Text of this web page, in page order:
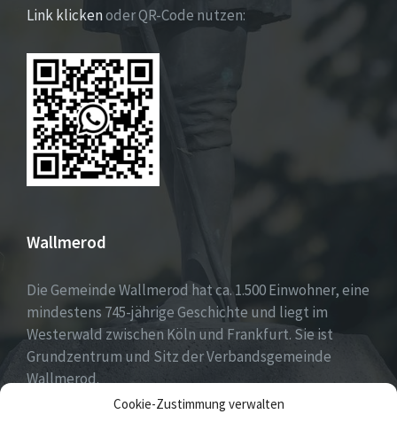
Cookie-Zustimmung verwalten
Link klickenoder QR-Code nutzen:
Wallmerod
Die Gemeinde Wallmerod hat ca. 1.500 Einwohner, eine
mindestens 745-jährige Geschichte und liegt im
Westerwald zwischen Köln und Frankfurt. Sie ist
Grundzentrum und Sitz der Verbandsgemeinde
Wallmerod.